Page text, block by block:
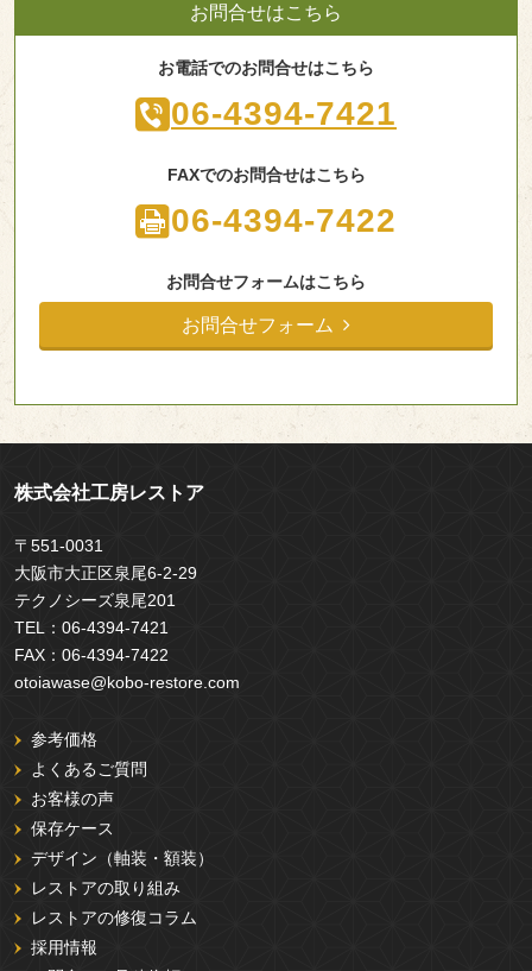
お問合せはこちら
お電話でのお問合せはこちら
06-4394-7421
FAXでのお問合せはこちら
06-4394-7422
お問合せフォームはこちら
お問合せフォーム
株式会社工房レストア
〒551-0031
大阪市大正区泉尾6-2-29
テクノシーズ泉尾201
TEL： 06-4394-7421
FAX： 06-4394-7422
otoiawase@kobo-restore.com
参考価格
よくあるご質問
お客様の声
保存ケース
デザイン（軸装・額装）
レストアの取り組み
レストアの修復コラム
採用情報